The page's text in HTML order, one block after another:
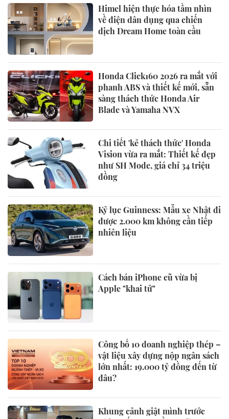
Himel hiện thực hóa tầm nhìn
về điện dân dụng qua chiến
dịch Dream Home toàn cầu
Honda Click160 2026 ra mắt với
phanh ABS và thiết kế mới, sẵn
sàng thách thức Honda Air
Blade và Yamaha NVX
Chi tiết 'kẻ thách thức' Honda
Vision vừa ra mắt: Thiết kế đẹp
như SH Mode, giá chỉ 34 triệu
đồng
Kỷ lục Guinness: Mẫu xe Nhật đi
được 2.000 km không cần tiếp
nhiên liệu
Cách bán iPhone cũ vừa bị
Apple "khai tử"
Công bố 10 doanh nghiệp thép –
vật liệu xây dựng nộp ngân sách
lớn nhất: 19.000 tỷ đồng đến từ
đâu?
Khung cảnh giật mình trước